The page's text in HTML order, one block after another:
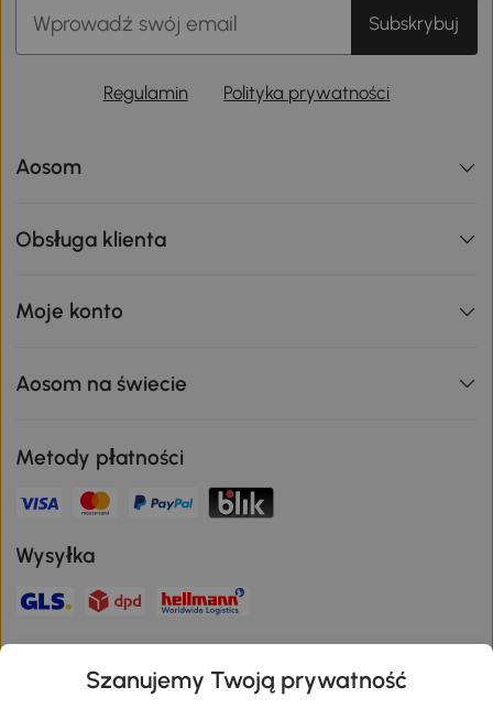
Subskrybuj
Regulamin Polityka prywatności
Aosom
Obsługa klienta
Moje konto
Aosom na świecie
Metody płatności
Wysyłka
Szanujemy Twoją prywatność